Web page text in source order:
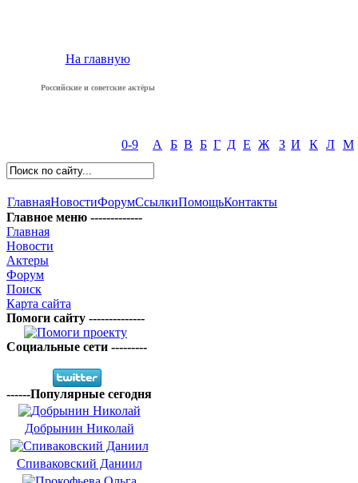
На главную
Российские и советские актёры
0-9 А Б В Б Г Д Е Ж З И К Л М
ГлавнаяНовостиФорумСсылкиПомощьКонтакты
Главное меню -------------
Главная
Новости
Актеры
Форум
Поиск
Карта сайта
Помоги сайту --------------
Социальные сети ---------
------Популярные сегодня
Добрынин Николай
Спиваковский Даниил